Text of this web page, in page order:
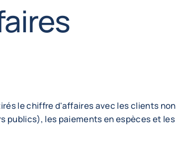
le chiffre d'affaires avec les clients non
publics), les paiements en espèces et les